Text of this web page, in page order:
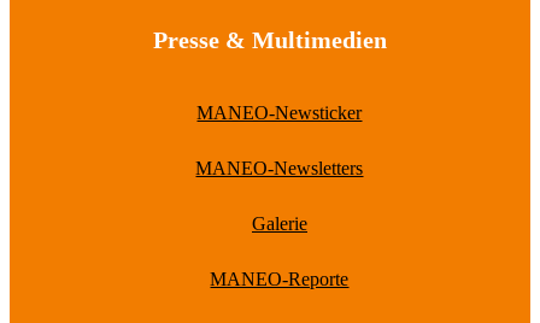
Presse & Multimedien
MANEO-Newsticker
MANEO-Newsletters
Galerie
MANEO-Reporte